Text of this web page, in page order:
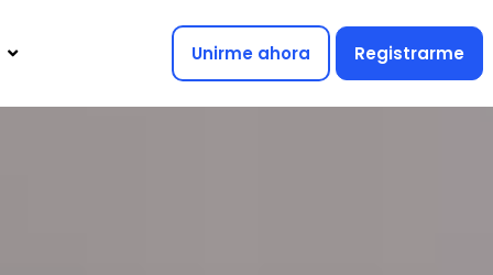
Unirme ahora Registrarme